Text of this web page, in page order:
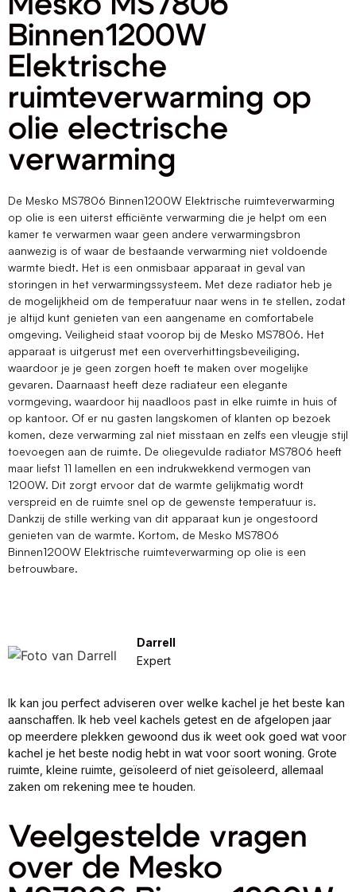
Binnen1200W
Elektrische
ruimteverwarming op
olie electrische
verwarming
De Mesko MS7806 Binnen1200W Elektrische ruimteverwarming
op olie is een uiterst efficiënte verwarming die je helpt om een
kamer te verwarmen waar geen andere verwarmingsbron
aanwezig is of waar de bestaande verwarming niet voldoende
warmte biedt. Het is een onmisbaar apparaat in geval van
storingen in het verwarmingssysteem. Met deze radiator heb je
de mogelijkheid om de temperatuur naar wens in te stellen, zodat
je altijd kunt genieten van een aangename en comfortabele
omgeving. Veiligheid staat voorop bij de Mesko MS7806. Het
apparaat is uitgerust met een oververhittingsbeveiliging,
waardoor je je geen zorgen hoeft te maken over mogelijke
gevaren. Daarnaast heeft deze radiateur een elegante
vormgeving, waardoor hij naadloos past in elke ruimte in huis of
op kantoor. Of er nu gasten langskomen of klanten op bezoek
komen, deze verwarming zal niet misstaan en zelfs een vleugje stijl
toevoegen aan de ruimte. De oliegevulde radiator MS7806 heeft
maar liefst 11 lamellen en een indrukwekkend vermogen van
1200W. Dit zorgt ervoor dat de warmte gelijkmatig wordt
verspreid en de ruimte snel op de gewenste temperatuur is.
Dankzij de stille werking van dit apparaat kun je ongestoord
genieten van de warmte. Kortom, de Mesko MS7806
Binnen1200W Elektrische ruimteverwarming op olie is een
betrouwbare.
Darrell
Expert
Ik kan jou perfect adviseren over welke kachel je het beste kan
aanschaffen. Ik heb veel kachels getest en de afgelopen jaar
op meerdere plekken gewoond dus ik weet ook goed wat voor
kachel je het beste nodig hebt in wat voor soort woning. Grote
ruimte, kleine ruimte, geïsoleerd of niet geïsoleerd, allemaal
zaken om rekening mee te houden.
Veelgestelde vragen
over de Mesko